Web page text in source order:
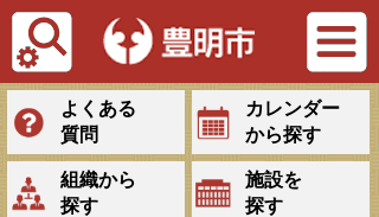
Tiếng Việt
よくある
質問
カレンダー
から探す
組織から
探す
施設を
探す